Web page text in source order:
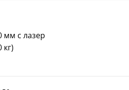
мм с лазер